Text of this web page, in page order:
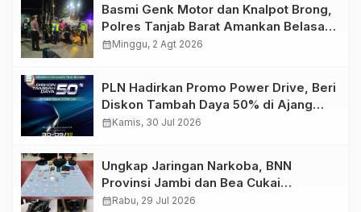
Basmi Genk Motor dan Knalpot Brong,
Polres Tanjab Barat Amankan Belasan
Kendaraan
calendar_monthMinggu, 2 Agt 2026
PLN Hadirkan Promo Power Drive, Beri
Diskon Tambah Daya 50% di Ajang
GIIAS 2026
calendar_monthKamis, 30 Jul 2026
Ungkap Jaringan Narkoba, BNN
Provinsi Jambi dan Bea Cukai
Amankan Sembilan Pelaku beserta
calendar_monthRabu, 29 Jul 2026